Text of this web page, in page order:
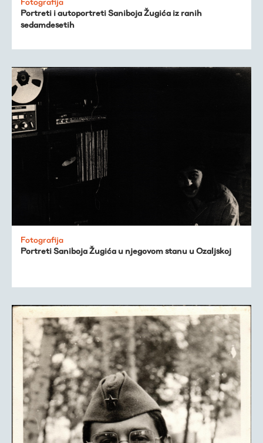
Portreti i autoportreti Saniboja Žugića iz ranih
sedamdesetih
Fotografija
Portreti Saniboja Žugića u njegovom stanu u Ozaljskoj